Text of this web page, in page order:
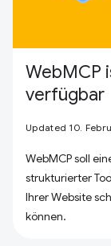
WebMCP
verfügbar
Updated 10.
WebMCP soll
strukturierter
Ihrer Website
können.